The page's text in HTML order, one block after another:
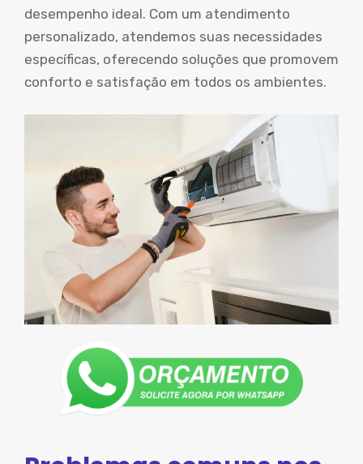
desempenho ideal. Com um atendimento
personalizado, atendemos suas necessidades
específicas, oferecendo soluções que promovem
conforto e satisfação em todos os ambientes.